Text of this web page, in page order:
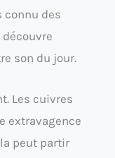
connu des
son du jour.
Les cuivres
extravagence
peut partir